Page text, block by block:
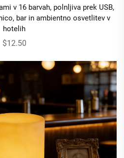
v 16 barvah, polnljiva prek USB,
bar in ambientno osvetlitev v
hotelih
$12.50